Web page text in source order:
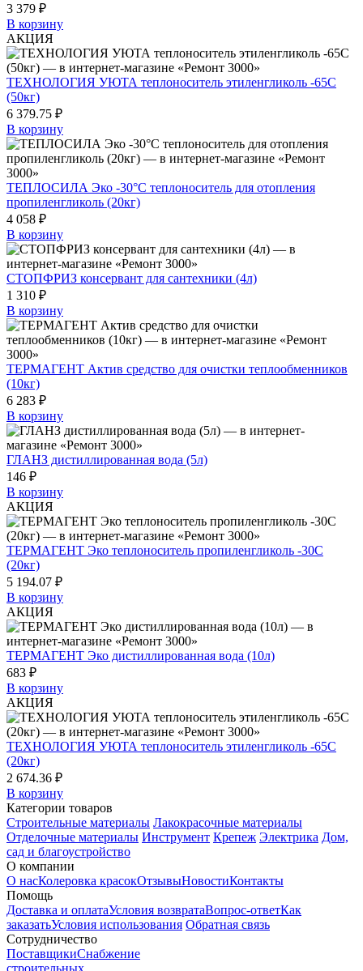
3 379 ₽
В корзину
АКЦИЯ
ТЕХНОЛОГИЯ УЮТА теплоноситель этиленгликоль -65С
(50кг)
6 379.75 ₽
В корзину
ТЕПЛОСИЛА Эко -30°C теплоноситель для отопления
пропиленгликоль (20кг)
4 058 ₽
В корзину
СТОПФРИЗ консервант для сантехники (4л)
1 310 ₽
В корзину
ТЕРМАГЕНТ Актив средство для очистки теплообменников
(10кг)
6 283 ₽
В корзину
ГЛАНЗ дистиллированная вода (5л)
146 ₽
В корзину
АКЦИЯ
ТЕРМАГЕНТ Эко теплоноситель пропиленгликоль -30С
(20кг)
5 194.07 ₽
В корзину
АКЦИЯ
ТЕРМАГЕНТ Эко дистиллированная вода (10л)
683 ₽
В корзину
АКЦИЯ
ТЕХНОЛОГИЯ УЮТА теплоноситель этиленгликоль -65С
(20кг)
2 674.36 ₽
В корзину
Категории товаров
Строительные материалы Лакокрасочные материалы
Отделочные материалы Инструмент Крепеж Электрика Дом,
сад и благоустройство
О компании
О насКолеровка красокОтзывыНовостиКонтакты
Помощь
Доставка и оплатаУсловия возвратаВопрос-ответКак
заказатьУсловия использования Обратная связь
Сотрудничество
ПоставщикиСнабжение
строительных